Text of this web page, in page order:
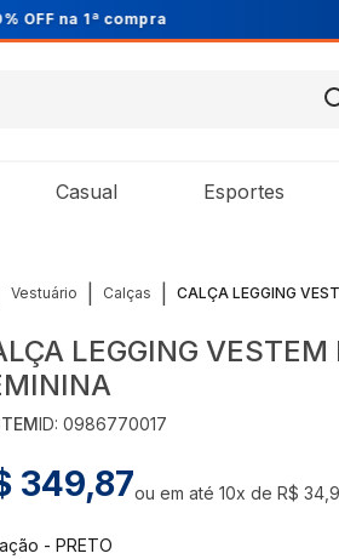
OFF na 1ª compra
Casual Esportes
Vestuário Calças CALÇA LEGGING
LEGGING
ID:0986770017
349,87ou em até10x deR$
-PRETO